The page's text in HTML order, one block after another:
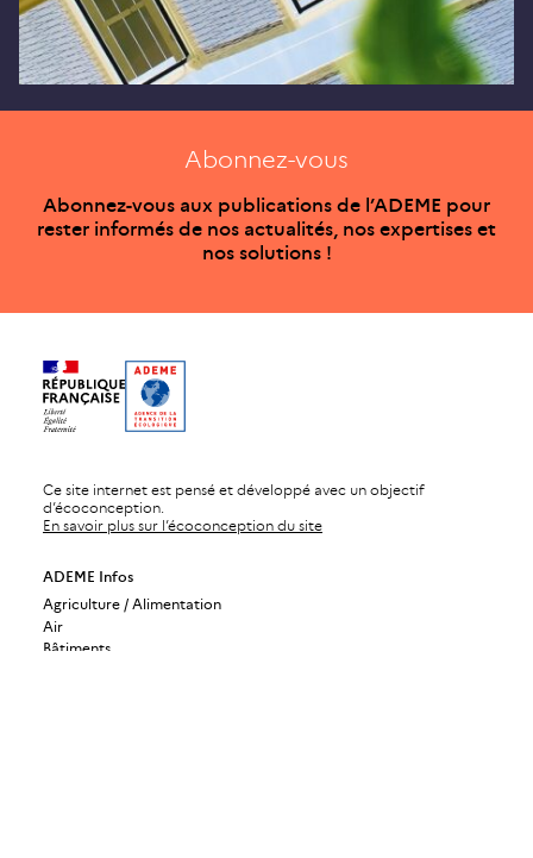
Abonnez-vous
Abonnez-vous aux publications de l’ADEME pour
rester informés de nos actualités, nos expertises et
nos solutions !
Ce site internet est pensé et développé avec un objectif
d’écoconception.
En savoir plus sur l’écoconception du site
ADEME Infos
Agriculture / Alimentation
Air
Bâtiments